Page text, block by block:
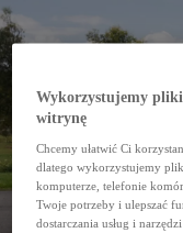
Wykorzystujemy pliki
witrynę
Chcemy ułatwić Ci
dlatego wykorzystujemy
komputerze, telefonie
Twoje potrzeby i ulepszać
dostarczania usług i